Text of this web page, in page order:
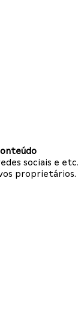
sociais e etc.
proprietários.